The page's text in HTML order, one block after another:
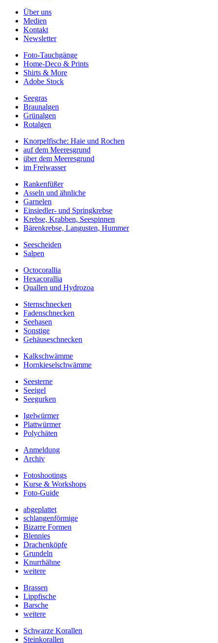
Über uns
Medien
Kontakt
Newsletter
Foto-Tauchgänge
Home-Deco & Prints
Shirts & More
Adobe Stock
Seegras
Braunalgen
Grünalgen
Rotalgen
Knorpelfische: Haie und Rochen
auf dem Meeresgrund
über dem Meeresgrund
im Freiwasser
Rankenfüßer
Asseln und ähnliche
Garnelen
Einsiedler- und Springkrebse
Krebse, Krabben, Seespinnen
Bärenkrebse, Langusten, Hummer
Seescheiden
Salpen
Octocorallia
Hexacorallia
Quallen und Hydrozoa
Sternschnecken
Fadenschnecken
Seehasen
Sonstige
Gehäuseschnecken
Kalkschwämme
Hornkieselschwämme
Seesterne
Seeigel
Seegurken
Igelwürmer
Plattwürmer
Polychäten
Anmeldung
Archiv
Fotoshootings
Kurse & Workshops
Foto-Guide
abgeplattet
schlangenförmige
Bizarre Formen
Blennies
Drachenköpfe
Grundeln
Knurrhähne
weitere
Brassen
Lippfische
Barsche
weitere
Schwarze Korallen
Steinkorallen